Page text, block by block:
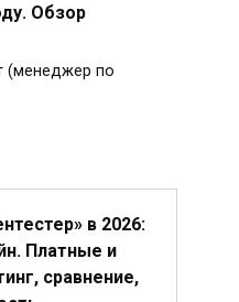
Обзор
(менеджер по
в 2026:
Платные и
сравнение,